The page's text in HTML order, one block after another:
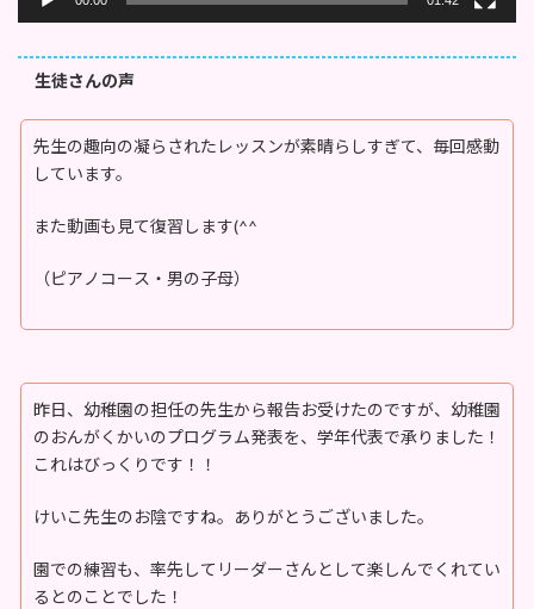
生徒さんの声
先生の趣向の凝らされたレッスンが素晴らしすぎて、毎回感動
しています。
また動画も見て復習します(^^
（ピアノコース・男の子母）
昨日、幼稚園の担任の先生から報告お受けたのですが、幼稚園
のおんがくかいのプログラム発表を、学年代表で承りました！
これはびっくりです！！
けいこ先生のお陰ですね。ありがとうございました。
園での練習も、率先してリーダーさんとして楽しんでくれてい
るとのことでした！